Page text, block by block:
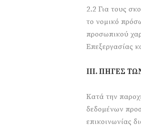
2.2 Για τους
το νομικό
προσωπικού
Επεξεργασίας
ΙΙΙ. ΠΗΓΕΣ
Κατά την
δεδομένων
επικοινωνίας